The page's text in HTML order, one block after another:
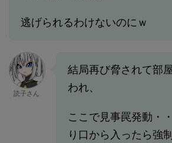
逃げられるわけないのにｗ
読子さん
結局再び脅されて部
われ、
ここで見事罠発動・
り口から入ったら強